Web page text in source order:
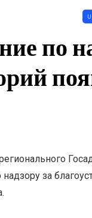
по
надзору за